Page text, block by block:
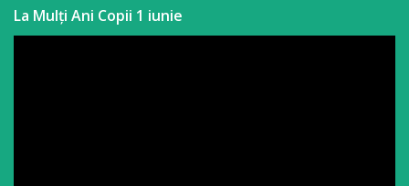
utile
La Mulți Ani Copii 1 iunie